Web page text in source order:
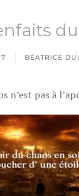
BÉATRICE
n’est pas à